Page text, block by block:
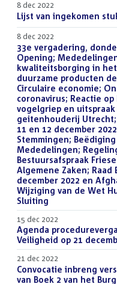
8 dec 2022
Download
bestand:
Lijst van ingekomen
8 dec 2022
Download
bestand:
33e vergadering,
Opening;
kwaliteitsborging in
duurzame producten
Circulaire economie;
coronavirus; Reactie
vogelgriep en uitspraak
geitenhouderij
11 en 12 december
Stemmingen;
Mededelingen;
Bestuursafspraak
Algemene Zaken; Raad
december 2022 en
Wijziging van de Wet
Sluiting
15 dec 2022
Download
bestand:
Agenda
Veiligheid op 21
21 dec 2022
Download
bestand:
Convocatie inbreng
van Boek 2 van het